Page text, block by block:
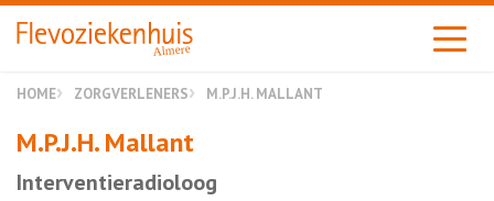
Almere
HOME ZORGVERLENERS M.P.J.H. MALLANT
M.P.J.H. Mallant
Interventieradioloog